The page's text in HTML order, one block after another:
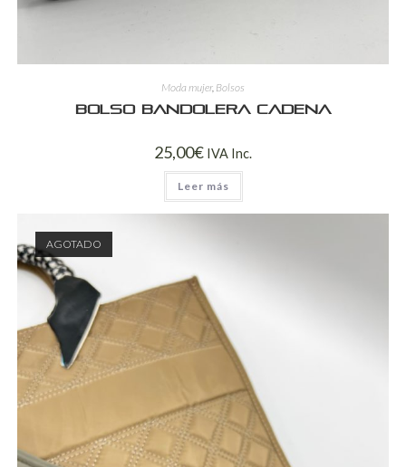
Moda mujer, Bolsos
Bolso bandolera cadena
25,00€ IVA Inc.
Leer más
AGOTADO